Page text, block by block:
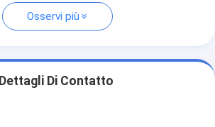
Osservi più
Dettagli Di Contatto